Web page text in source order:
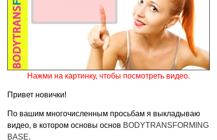
Нажми на картинку, чтобы посмотреть видео.
Привет новички!
По вашим многочисленным просьбам я выкладываю
видео, в котором основы основ BODYTRANSFORMING
BASE.